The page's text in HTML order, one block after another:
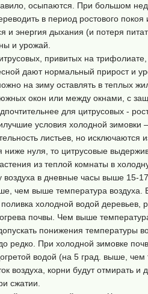
осыпаются. При большом
в период ростового
и энергия дыхания (и потеря
и урожай.
привитых на
дают нормальный прирост и
на зиму оставлять в теплых
южных окон или между окнами, с
для цитрусовых -
условия холодной зимовки
листьев, но
ниже нуля, то цитрусовые
из теплой комнаты в
воздуха в дневные часы выше 15-
чем выше температура воздуха.
холодной водой
почвы. Чем выше
понижения температуры
редко. При холодной зимовке
водой (на 5 град. выше,
воздуха, корни будут отмирать и
сжатии.